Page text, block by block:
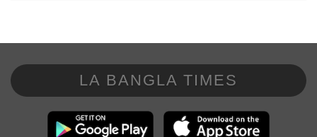
LA BANGLA TIMES